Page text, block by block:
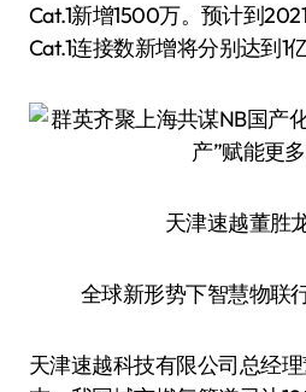
Cat.1新增1500万。预计到
Cat.1连接数新增将分别达到1
天津速越董胜
全球新形势下智慧物联
天津速越科技有限公司总经